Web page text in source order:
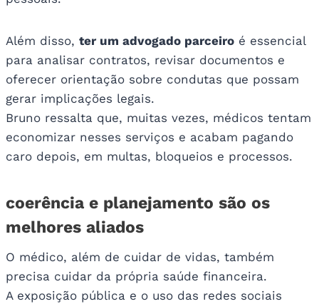
Além disso, ter um advogado parceiro é essencial
para analisar contratos, revisar documentos e
oferecer orientação sobre condutas que possam
gerar implicações legais.
Bruno ressalta que, muitas vezes, médicos tentam
economizar nesses serviços e acabam pagando
caro depois, em multas, bloqueios e processos.
coerência e planejamento são os
melhores aliados
O médico, além de cuidar de vidas, também
precisa cuidar da própria saúde financeira.
A exposição pública e o uso das redes sociais